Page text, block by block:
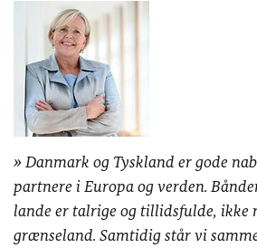
Danmark og Tyskland er gode
partnere i Europa og verden.
lande er talrige og tillidsfulde, ikke
grænseland. Samtidig står vi